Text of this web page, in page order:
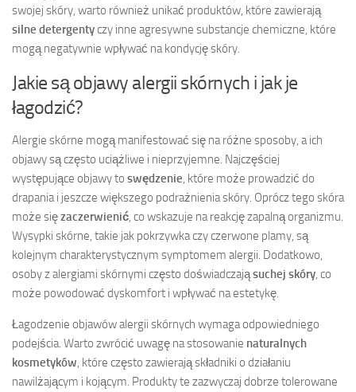
swojej skóry, warto również unikać produktów, które zawierają
silne detergentyczy inne agresywne substancje chemiczne, które
mogą negatywnie wpływać na kondycję skóry.
Jakie są objawy alergii skórnych i jak je
łagodzić?
Alergie skórne mogą manifestować się na różne sposoby, a ich
objawy są często uciążliwe i nieprzyjemne. Najczęściej
występujące objawy to swędzenie, które może prowadzić do
drapania i jeszcze większego podrażnienia skóry. Oprócz tego skóra
może sięzaczerwienić, co wskazuje na reakcję zapalną organizmu.
Wysypki skórne, takie jak pokrzywka czy czerwone plamy, są
kolejnym charakterystycznym symptomem alergii. Dodatkowo,
osoby z alergiami skórnymi często doświadczająsuchej skóry, co
może powodować dyskomfort i wpływać na estetykę.
Łagodzenie objawów alergii skórnych wymaga odpowiedniego
podejścia. Warto zwrócić uwagę na stosowanie naturalnych
kosmetyków, które często zawierają składniki o działaniu
nawilżającym i kojącym. Produkty te zazwyczaj dobrze tolerowane